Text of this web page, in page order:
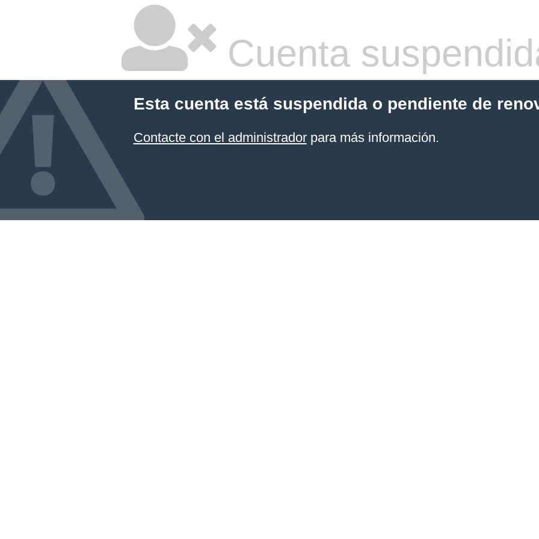
Cuenta
Esta cuenta está suspendida o pendiente de
Contacte con el administradorpara más información.